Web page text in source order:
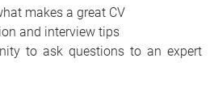
makes a great CV
and interview tips
to ask questions to an expert